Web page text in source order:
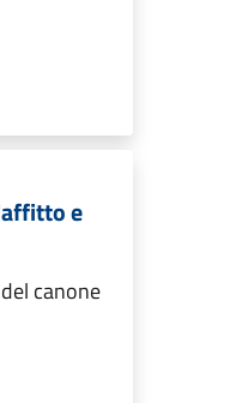
e
canone